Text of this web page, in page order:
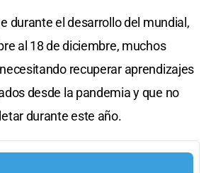
durante el desarrollo del mundial,
al 18 de diciembre, muchos
recuperar aprendizajes
desde la pandemia y que no
durante este año.